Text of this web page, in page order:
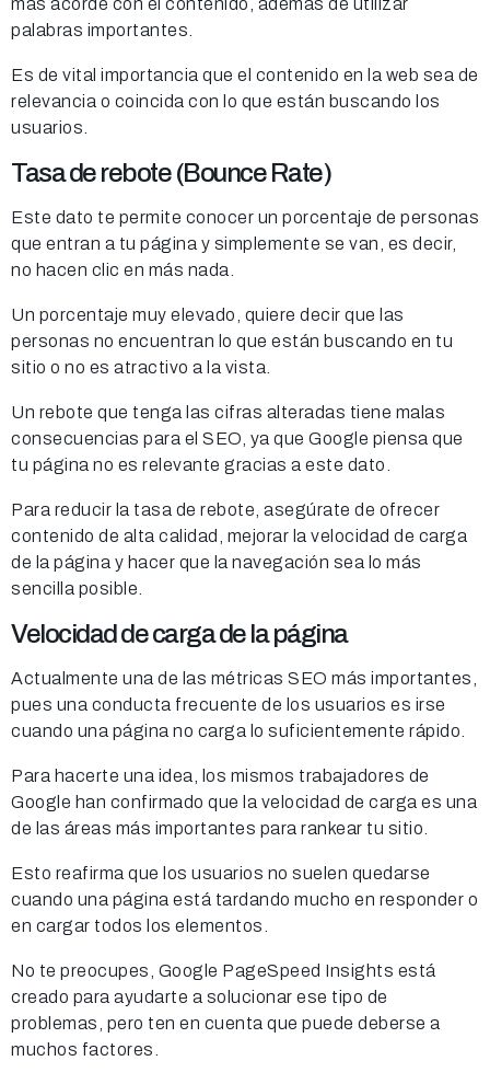
más acorde con el contenido, además de utilizar
palabras importantes.
Es de vital importancia que el contenido en la web sea de
relevancia o coincida con lo que están buscando los
usuarios.
Tasa de rebote (Bounce Rate)
Este dato te permite conocer un porcentaje de personas
que entran a tu página y simplemente se van, es decir,
no hacen clic en más nada.
Un porcentaje muy elevado, quiere decir que las
personas no encuentran lo que están buscando en tu
sitio o no es atractivo a la vista.
Un rebote que tenga las cifras alteradas tiene malas
consecuencias para el SEO, ya que Google piensa que
tu página no es relevante gracias a este dato.
Para reducir la tasa de rebote, asegúrate de ofrecer
contenido de alta calidad, mejorar la velocidad de carga
de la página y hacer que la navegación sea lo más
sencilla posible.
Velocidad de carga de la página
Actualmente una de las métricas SEO más importantes,
pues una conducta frecuente de los usuarios es irse
cuando una página no carga lo suficientemente rápido.
Para hacerte una idea, los mismos trabajadores de
Google han confirmado que la velocidad de carga es una
de las áreas más importantes para rankear tu sitio.
Esto reafirma que los usuarios no suelen quedarse
cuando una página está tardando mucho en responder o
en cargar todos los elementos.
No te preocupes, Google PageSpeed Insights está
creado para ayudarte a solucionar ese tipo de
problemas, pero ten en cuenta que puede deberse a
muchos factores.